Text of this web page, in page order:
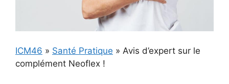
ICM46 » Santé Pratique » Avis d’expert sur le
complément Neoflex !